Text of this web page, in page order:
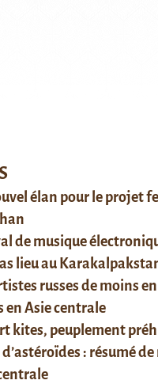
élan pour le projet
de musique
lieu au
russes de moins
en Asie centrale
kites, peuplement
: résumé de